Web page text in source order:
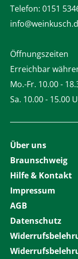
Telefon: 0151
Öffnungszeiten
Erreichbar
Mo.-Fr. 10.00 -
Sa. 10.00 - 15.00
Über uns
Braunschweig
Hilfe & Kontakt
Impressum
AGB
Datenschutz